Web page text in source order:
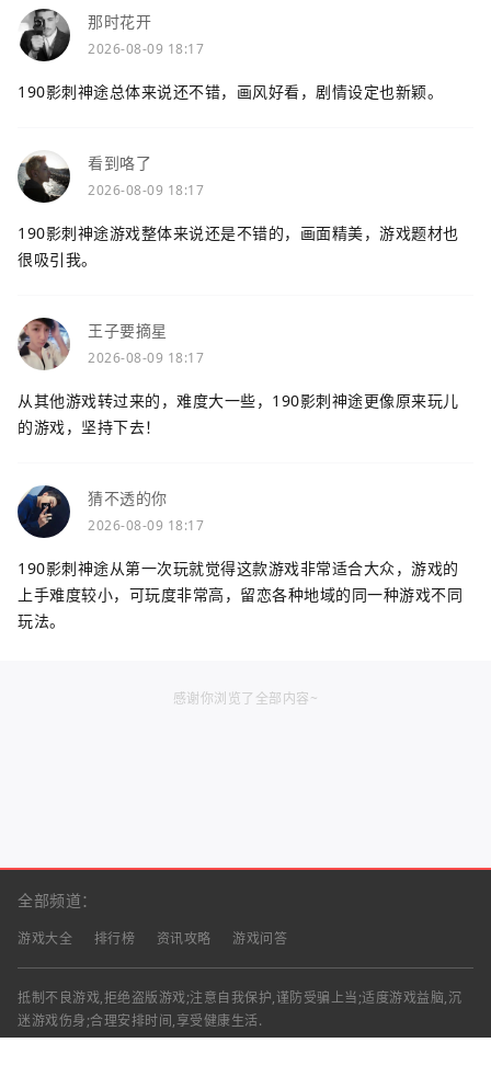
那时花开
2026-08-09 18:17
190影刺神途总体来说还不错，画风好看，剧情设定也新颖。
看到咯了
2026-08-09 18:17
190影刺神途游戏整体来说还是不错的，画面精美，游戏题材也
很吸引我。
王子要摘星
2026-08-09 18:17
从其他游戏转过来的，难度大一些，190影刺神途更像原来玩儿
的游戏，坚持下去！
猜不透的你
2026-08-09 18:17
190影刺神途从第一次玩就觉得这款游戏非常适合大众，游戏的
上手难度较小，可玩度非常高，留恋各种地域的同一种游戏不同
玩法。
感谢你浏览了全部内容~
全部频道：
游戏大全 排行榜 资讯攻略 游戏问答
抵制不良游戏,拒绝盗版游戏;注意自我保护,谨防受骗上当;适度游戏益脑,沉
迷游戏伤身;合理安排时间,享受健康生活.